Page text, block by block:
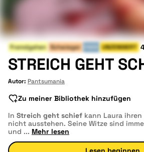
Fremdgehen Schwieger UNZENSIERT
STREICH GEHT
Autor: Pantsumania
Zu meiner Bibliothek hinzufügen
In Streich geht schief kann Laura
nicht ausstehen. Seine Witze sind
und ... Mehr lesen